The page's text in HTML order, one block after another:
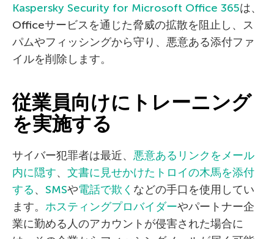
Kaspersky Security for Microsoft Office 365は、
Officeサービスを通じた脅威の拡散を阻止し、ス
パムやフィッシングから守り、悪意ある添付ファ
イルを削除します。
従業員向けにトレーニング
を実施する
サイバー犯罪者は最近、 悪意あるリンクをメール
内に隠す、 文書に見せかけたトロイの木馬を添付
する、 SMSや電話で欺く などの手口を使用してい
ます。 ホスティングプロバイダーやパートナー企
業に勤める人のアカウントが侵害された場合に